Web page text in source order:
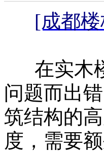
[成都
在实木楼
问题而出
筑结构的
度，需要